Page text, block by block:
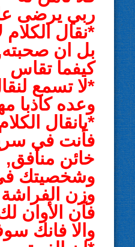
ربي يرضى
*نقال
بل ان
كيفما تقاس
*لا تسمع
وعده كاذبا
*يانقال
فأنت في
خائن منافق,
وشخصيتك
وزن الفراشة
فآن الأوان
والا فانك